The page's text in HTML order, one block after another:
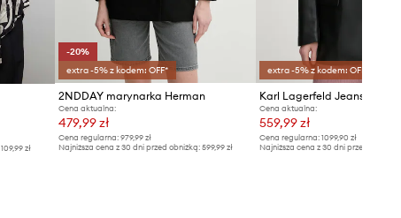
109,99 zł
-20%
extra -5% z kodem: OFF*
2NDDAY marynarka Herman
Cena aktualna:
479,99 zł
Cena regularna:979,99 zł
Najniższa cena z 30 dni przed obniżką:599,99 zł
extra -5% z kodem: OFF*
Karl Lagerfeld Jeans
Cena aktualna:
559,99 zł
Cena regularna: 1099,90 zł
Najniższa cena z 30 dni przed obniżką: